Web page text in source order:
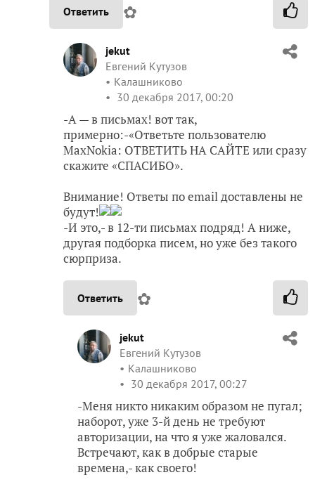
Ответить ✿
jekut
Евгений Кутузов
Калашниково
30 декабря 2017, 00:20
-А — в письмах! вот так,
примерно:-«Ответьте пользователю
MaxNokia: ОТВЕТИТЬ НА САЙТЕ или сразу
скажите «СПАСИБО».
Внимание! Ответы по email доставлены не
будут!
-И это,- в 12-ти письмах подряд! А ниже,
другая подборка писем, но уже без такого
сюрприза.
Ответить ✿
jekut
Евгений Кутузов
Калашниково
30 декабря 2017, 00:27
-Меня никто никаким образом не пугал;
наборот, уже 3-й день не требуют
авторизации, на что я уже жаловался.
Встречают, как в добрые старые
времена,- как своего!